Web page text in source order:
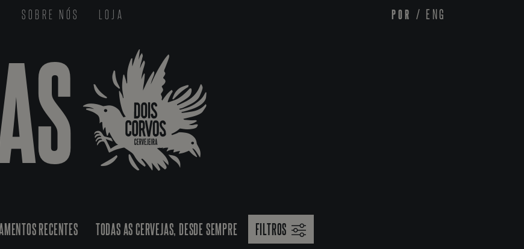
SOBRE NÓS LOJA POR / ENG
RECENTES TODAS AS CERVEJAS, DESDE SEMPRE FILTROS